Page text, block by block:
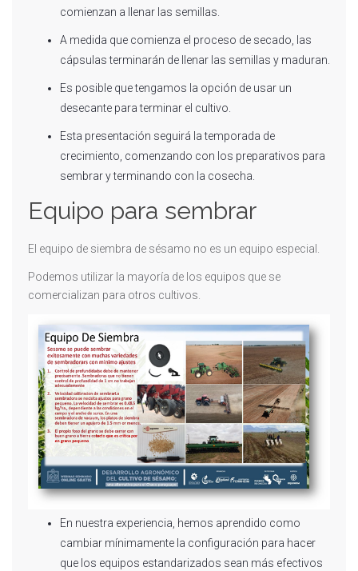
comienzan a llenar las semillas.
A medida que comienza el proceso de secado, las
cápsulas terminarán de llenar las semillas y maduran.
Es posible que tengamos la opción de usar un
desecante para terminar el cultivo.
Esta presentación seguirá la temporada de
crecimiento, comenzando con los preparativos para
sembrar y terminando con la cosecha.
Equipo para sembrar
El equipo de siembra de sésamo no es un equipo especial.
Podemos utilizar la mayoría de los equipos que se
comercializan para otros cultivos.
En nuestra experiencia, hemos aprendido como
cambiar mínimamente la configuración para hacer
que los equipos estandarizados sean más efectivos